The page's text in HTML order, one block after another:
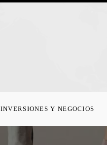
INVERSIONES Y NEGOCIOS